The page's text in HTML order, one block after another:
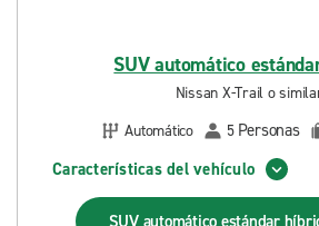
SUV automático
Nissan X-Trail o
Automático
5 Personas
Características del vehículo
SUV automático estándar